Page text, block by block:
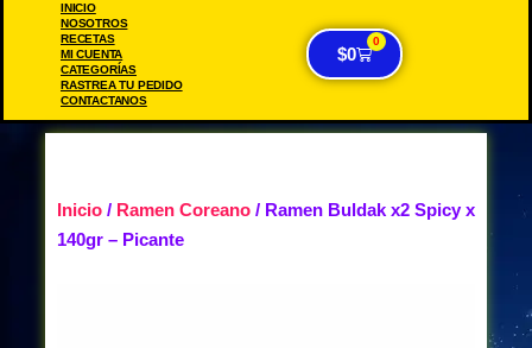
INICIO
NOSOTROS
RECETAS
MI CUENTA
CATEGORÍAS
RASTREA TU PEDIDO
CONTACTANOS
$0
0
Inicio / Ramen Coreano / Ramen Buldak x2 Spicy x
140gr – Picante